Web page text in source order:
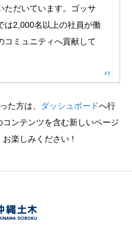
ただいています。ゴッサ
は2,000名以上の社員が働
コミュニティへ貢献して
た方は、 ダッシュボードへ行
ンテンツを含む新しいページ
楽しみください !